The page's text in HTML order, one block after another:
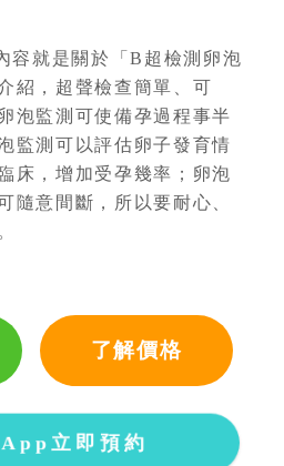
容就是關於「B超檢測卵泡
紹，超聲檢查簡單、可
泡監測可使備孕過程事半
監測可以評估卵子發育情
床，增加受孕幾率；卵泡
隨意間斷，所以要耐心、
了解價格
立即預約